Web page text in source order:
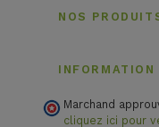
NOS
INFORMATION
Marchand
cliquez ici pour